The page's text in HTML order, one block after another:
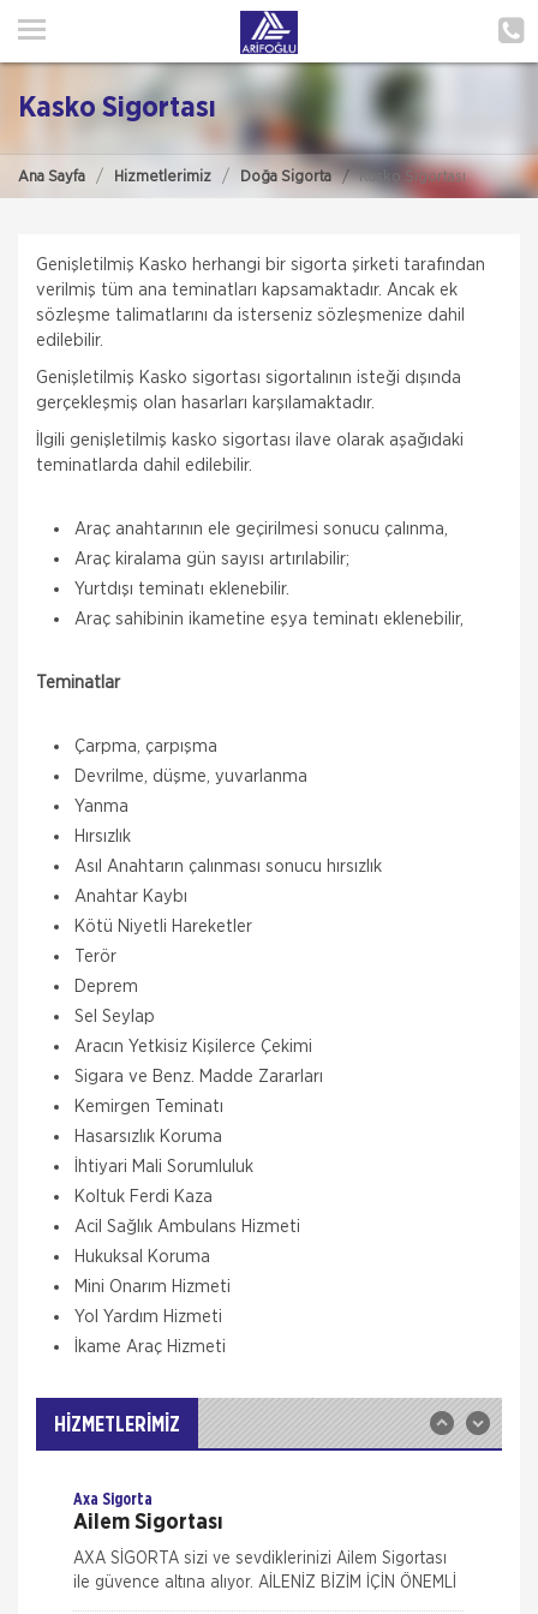
ANA SAYFA
POLIÇE HATIRLAT
MÜŞTERI GIRIŞI
TEKLİF AL
Kasko Sigortası
Ana Sayfa Hizmetlerimiz Doğa Sigorta Kasko Sigortası
Genişletilmiş Kasko herhangi bir sigorta şirketi tarafından
verilmiş tüm ana teminatları kapsamaktadır. Ancak ek
sözleşme talimatlarını da isterseniz sözleşmenize dahil
edilebilir.
Genişletilmiş Kasko sigortası sigortalının isteği dışında
gerçekleşmiş olan hasarları karşılamaktadır.
İlgili genişletilmiş kasko sigortası ilave olarak aşağıdaki
teminatlarda dahil edilebilir.
Araç anahtarının ele geçirilmesi sonucu çalınma,
Araç kiralama gün sayısı artırılabilir;
Yurtdışı teminatı eklenebilir.
Araç sahibinin ikametine eşya teminatı eklenebilir,
Teminatlar
Çarpma, çarpışma
Devrilme, düşme, yuvarlanma
Yanma
Hırsızlık
Asıl Anahtarın çalınması sonucu hırsızlık
Anahtar Kaybı
Kötü Niyetli Hareketler
Terör
Deprem
Sel Seylap
Aracın Yetkisiz Kişilerce Çekimi
Sigara ve Benz. Madde Zararları
Kemirgen Teminatı
Hasarsızlık Koruma
İhtiyari Mali Sorumluluk
Koltuk Ferdi Kaza
Acil Sağlık Ambulans Hizmeti
Hukuksal Koruma
Mini Onarım Hizmeti
Yol Yardım Hizmeti
İkame Araç Hizmeti
HİZMETLERİMİZ
Zorunlu Deprem Sigortası
sonucu yangın, infilak, tsunami ve yer kaymasının
sigortalı binalarda neden olacağı hasarlara karşı
güvence sağlar. Teminatı Doğal Afetler
Aksigorta
İş yeri Paket Sigortası siz iş yeri sahipleri
düşünülerek mümkün olan tüm riskleri en ekonomik
Axa Sigorta
Ailem Sigortası
AXA SİGORTA sizi ve sevdiklerinizi Ailem Sigortası
ile güvence altına alıyor. AİLENİZ BİZİM İÇİN ÖNEMLİ
AXA SİGORTA sizi ve/veya ailenizi, ferdi kaza